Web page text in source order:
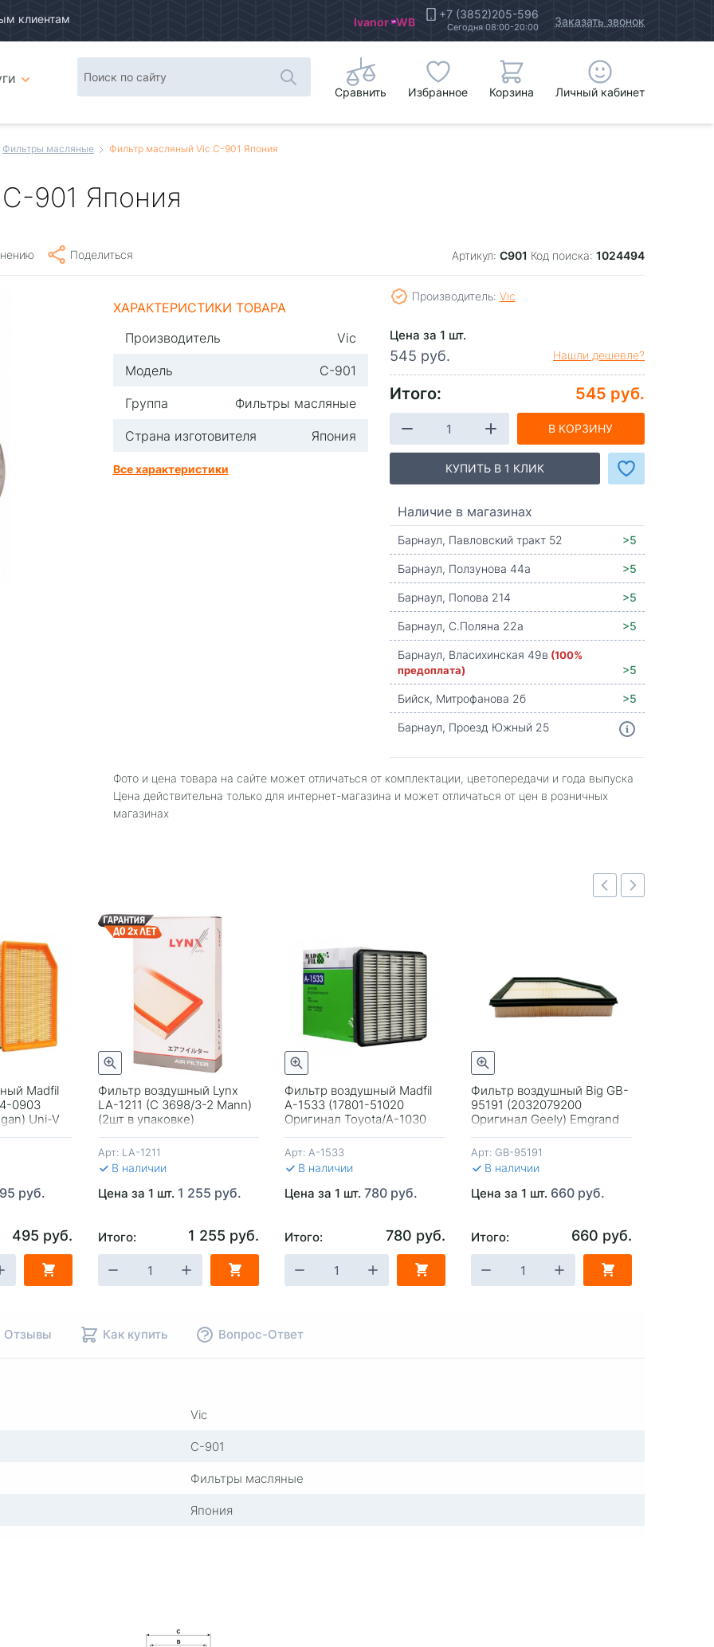
клиентам Ivanor WB +7 (3852)205-596
Сегодня 08:00-20:00 Заказать звонок
Сравнить Избранное Корзина Личный кабинет
Фильтры масляные Фильтр масляный Vic C-901 Япония
901 Япония
Поделиться Артикул: C901 Код поиска: 1024494
ХАРАКТЕРИСТИКИ ТОВАРА
Производитель
Vic
Модель
C-901
Группа
Фильтры масляные
Страна изготовителя
Япония
Все характеристики
Производитель: Vic
Цена за 1 шт.
545 руб. Нашли дешевле?
Итого: 545 руб.
В КОРЗИНУ
КУПИТЬ В 1 КЛИК
Наличие в магазинах
Барнаул, Павловский тракт 52
>5
Барнаул, Ползунова 44а
>5
Барнаул, Попова 214
>5
Барнаул, С.Поляна 22а
>5
Барнаул, Власихинская 49в (100%
предоплата)
>5
Бийск, Митрофанова 2б
>5
Барнаул, Проезд Южный 25
Фото и цена товара на сайте может отличаться от комплектации, цветопередачи и года выпуска
Цена действительна только для интернет-магазина и может отличаться от цен в розничных
магазинах
Madfil
0903
Uni-V
руб.
495 руб.
Фильтр воздушный Lynx
LA-1211 (C 3698/3-2 Mann)
(2шт в упаковке)
Арт: LA-1211
В наличии
Цена за 1 шт. 1 255 руб.
Итого: 1 255 руб.
Фильтр воздушный Madfil
A-1533 (17801-51020
Оригинал Toyota/A-1030
Арт: A-1533
В наличии
Цена за 1 шт. 780 руб.
Итого: 780 руб.
Фильтр воздушный Big GB-
95191 (2032079200
Оригинал Geely) Emgrand
Арт: GB-95191
В наличии
Цена за 1 шт. 660 руб.
Итого: 660 руб.
- + В КОРЗИНУ
Быстрый просмотр
- + В КОРЗИНУ - + В КОРЗИНУ -
Отзывы Как купить Вопрос-Ответ
Vic
C-901
Фильтры масляные
Япония